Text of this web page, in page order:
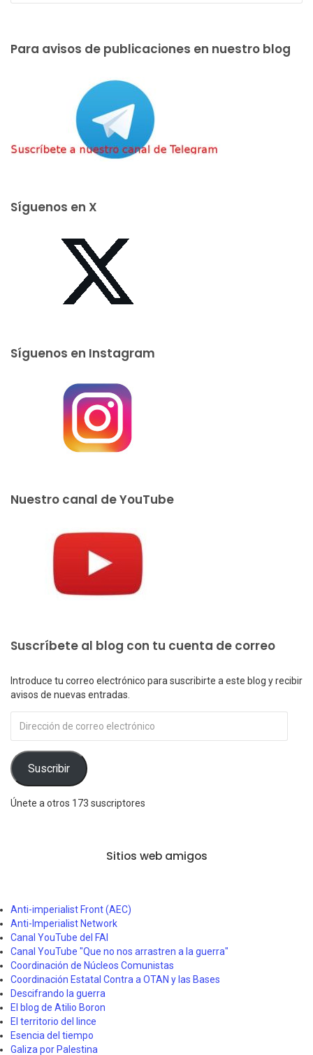
Para avisos de publicaciones en nuestro blog
Síguenos en X
Síguenos en Instagram
Nuestro canal de YouTube
Suscríbete al blog con tu cuenta de correo
Introduce tu correo electrónico para suscribirte a este blog y recibir
avisos de nuevas entradas.
de
electrónico
Suscribir
Únete a otros 173 suscriptores
Sitios web amigos
Anti-imperialist Front (AEC)
Anti-Imperialist Network
Canal YouTube del FAI
Canal YouTube "Que no nos arrastren a la guerra"
Coordinación de Núcleos Comunistas
Coordinación Estatal Contra a OTAN y las Bases
Descifrando la guerra
El blog de Atilio Boron
El territorio del lince
Esencia del tiempo
Galiza por Palestina